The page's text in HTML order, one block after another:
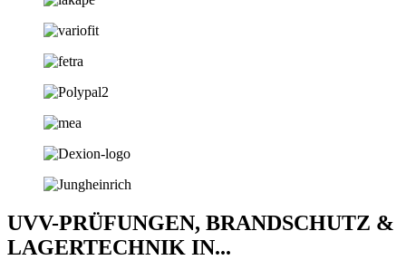
UVV-PRÜFUNGEN, BRANDSCHUTZ &
LAGERTECHNIK IN...